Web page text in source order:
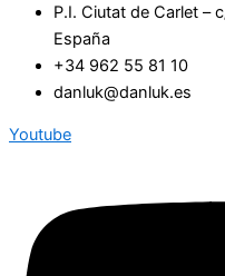
P.I. Ciutat de Carlet –
España
+34 962 55 81 10
danluk@danluk.es
Youtube